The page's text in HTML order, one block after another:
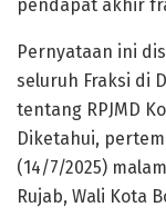
pendapat akhir
Pernyataan ini
seluruh Fraksi di
tentang RPJMD
Diketahui,
(14/7/2025)
Rujab, Wali Kota